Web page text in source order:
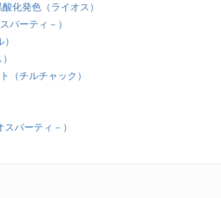
化発色（ライオス）
パーティ－）
（チルチャック）
パーティ－）